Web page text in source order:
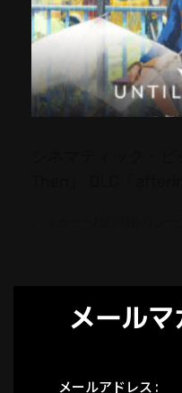
メール
メールアドレス :